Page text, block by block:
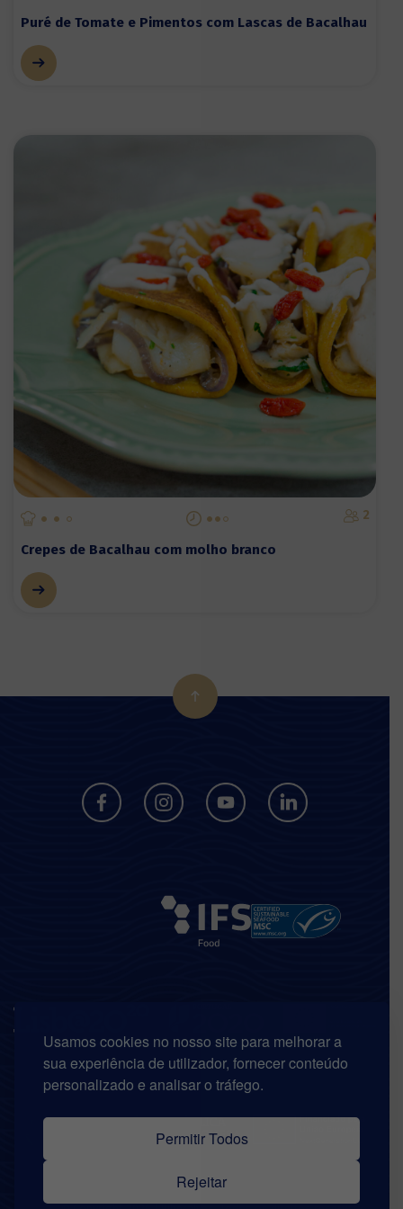
Usamos cookies no nosso site para melhorar a
sua experiência de utilizador, fornecer conteúdo
personalizado e analisar o tráfego.
Permitir Todos
Rejeitar
Puré de Tomate e Pimentos com Lascas de Bacalhau
2
Crepes de Bacalhau com molho branco